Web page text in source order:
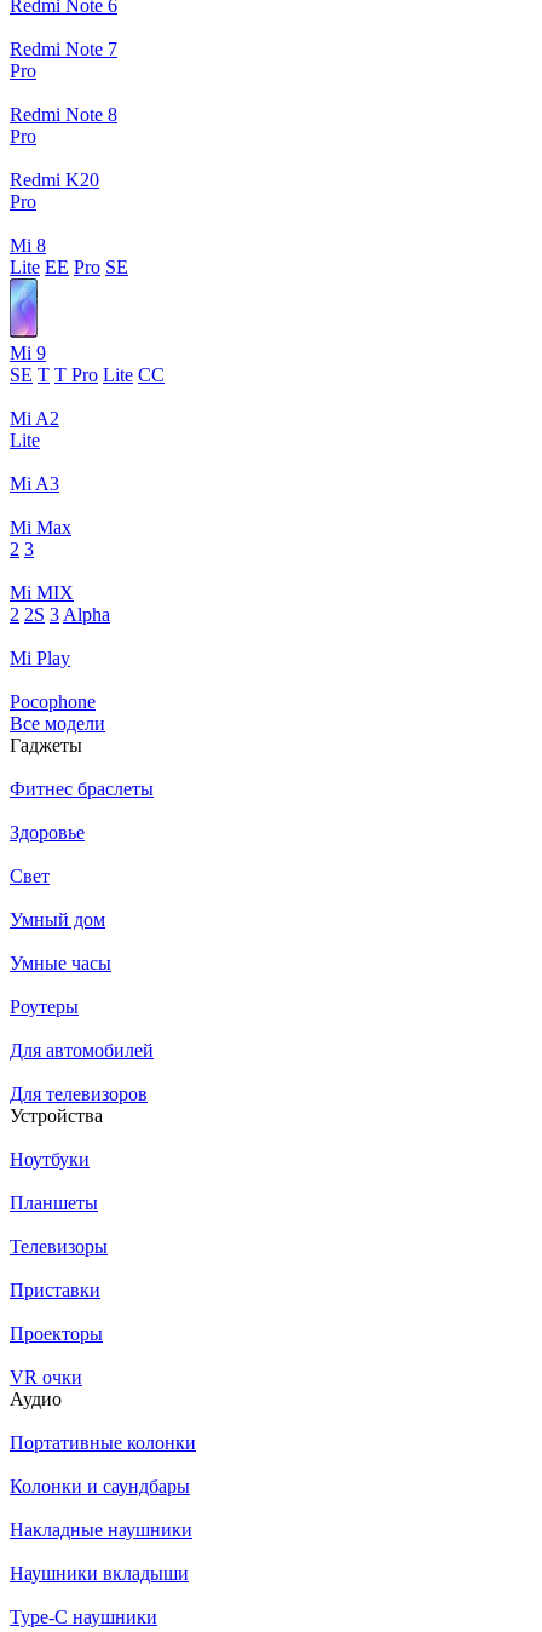
Redmi Note 6
Redmi Note 7
Pro
Redmi Note 8
Pro
Redmi K20
Pro
Mi 8
Lite EE Pro SE
Mi 9
SE T T Pro Lite CC
Mi A2
Lite
Mi A3
Mi Max
2 3
Mi MIX
2 2S 3 Alpha
Mi Play
Pocophone
Все модели
Гаджеты
Фитнес браслеты
Здоровье
Свет
Умный дом
Умные часы
Роутеры
Для автомобилей
Для телевизоров
Устройства
Ноутбуки
Планшеты
Телевизоры
Приставки
Проекторы
VR очки
Аудио
Портативные колонки
Колонки и саундбары
Накладные наушники
Наушники вкладыши
Type-C наушники